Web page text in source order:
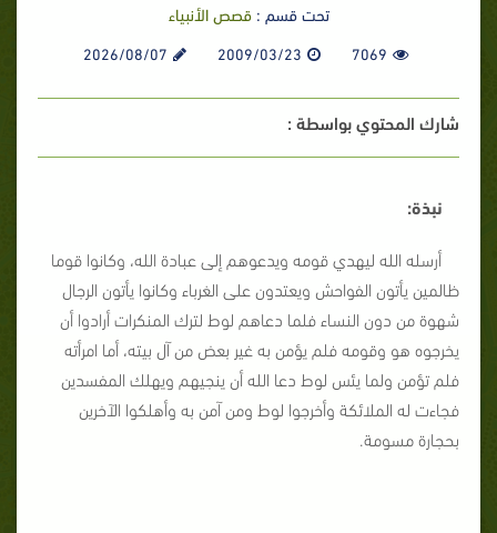
تحت قسم :قصص الأنبياء
7069
2009/03/23
2026/08/07
شارك المحتوي بواسطة :
نبذة:
أرسله الله ليهدي قومه ويدعوهم إلى عبادة الله، وكانوا قوما
ظالمين يأتون الفواحش ويعتدون على الغرباء وكانوا يأتون الرجال
شهوة من دون النساء فلما دعاهم لوط لترك المنكرات أرادوا أن
يخرجوه هو وقومه فلم يؤمن به غير بعض من آل بيته، أما امرأته
فلم تؤمن ولما يئس لوط دعا الله أن ينجيهم ويهلك المفسدين
فجاءت له الملائكة وأخرجوا لوط ومن آمن به وأهلكوا الآخرين
بحجارة مسومة.